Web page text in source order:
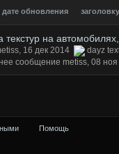
дате обновления заголовку
текстур на
16 дек 2014
dayz
сообщение metiss, 08 ноя
Помощь